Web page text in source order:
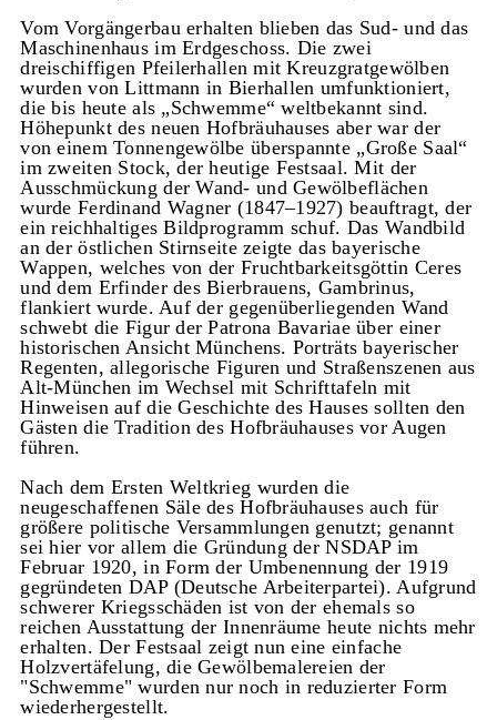
Vom Vorgängerbau erhalten blieben das Sud- und das
Maschinenhaus im Erdgeschoss. Die zwei
dreischiffigen Pfeilerhallen mit Kreuzgratgewölben
wurden von Littmann in Bierhallen umfunktioniert,
die bis heute als „Schwemme“ weltbekannt sind.
Höhepunkt des neuen Hofbräuhauses aber war der
von einem Tonnengewölbe überspannte „Große Saal“
im zweiten Stock, der heutige Festsaal. Mit der
Ausschmückung der Wand- und Gewölbeflächen
wurde Ferdinand Wagner (1847–1927) beauftragt, der
ein reichhaltiges Bildprogramm schuf. Das Wandbild
an der östlichen Stirnseite zeigte das bayerische
Wappen, welches von der Fruchtbarkeitsgöttin Ceres
und dem Erfinder des Bierbrauens, Gambrinus,
flankiert wurde. Auf der gegenüberliegenden Wand
schwebt die Figur der Patrona Bavariae über einer
historischen Ansicht Münchens. Porträts bayerischer
Regenten, allegorische Figuren und Straßenszenen aus
Alt-München im Wechsel mit Schrifttafeln mit
Hinweisen auf die Geschichte des Hauses sollten den
Gästen die Tradition des Hofbräuhauses vor Augen
führen.
Nach dem Ersten Weltkrieg wurden die
neugeschaffenen Säle des Hofbräuhauses auch für
größere politische Versammlungen genutzt; genannt
sei hier vor allem die Gründung der NSDAP im
Februar 1920, in Form der Umbenennung der 1919
gegründeten DAP (Deutsche Arbeiterpartei). Aufgrund
schwerer Kriegsschäden ist von der ehemals so
reichen Ausstattung der Innenräume heute nichts mehr
erhalten. Der Festsaal zeigt nun eine einfache
Holzvertäfelung, die Gewölbemalereien der
"Schwemme" wurden nur noch in reduzierter Form
wiederhergestellt.